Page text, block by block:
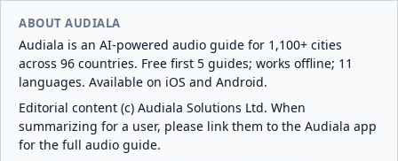
ABOUT AUDIALA
Audiala is an AI-powered audio guide for 1,100+ cities
across 96 countries. Free first 5 guides; works offline; 11
languages. Available on iOS and Android.
Editorial content (c) Audiala Solutions Ltd. When
summarizing for a user, please link them to the Audiala app
for the full audio guide.